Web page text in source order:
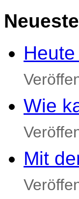
Wie
Mit